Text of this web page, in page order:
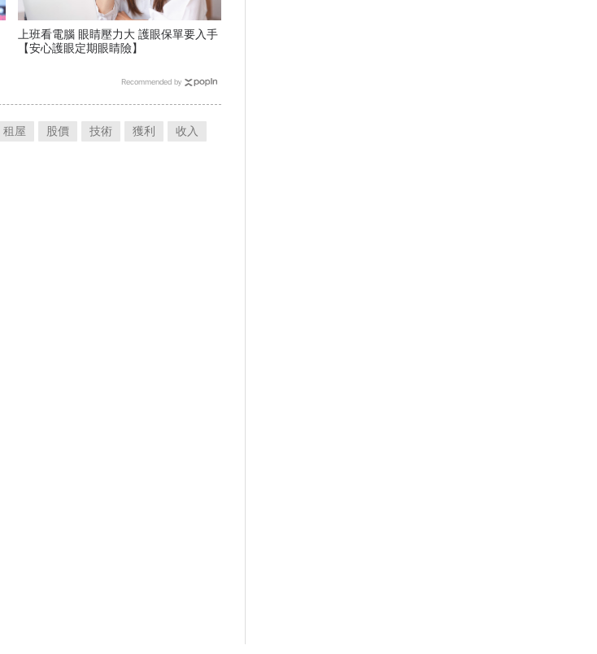
上班看電腦 眼睛壓力大 護眼保單要入手
【安心護眼定期眼睛險】
Recommended by
租屋 股價 技術 獲利
收入